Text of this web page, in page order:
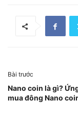
Bài trước
Nano coin là gì?
mua đông Nano